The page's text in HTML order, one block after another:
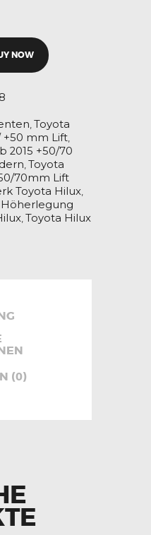
NOW
,Toyota
+50 mm Lift,
2015 +50/70
,Toyota
70mm Lift
Toyota Hilux,
Höherlegung
,Toyota Hilux
(0)